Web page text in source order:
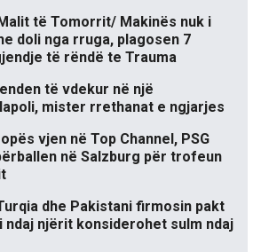
të Tomorrit/ Makinës nuk i
doli nga rruga, plagosen 7
të rëndë te Trauma
të vdekur në një
mister rrethanat e ngjarjes
vjen në Top Channel, PSG
në Salzburg për trofeun
dhe Pakistani firmosin pakt
ndaj njërit konsiderohet sulm ndaj